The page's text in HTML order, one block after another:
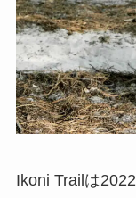
Ikoni Trailは